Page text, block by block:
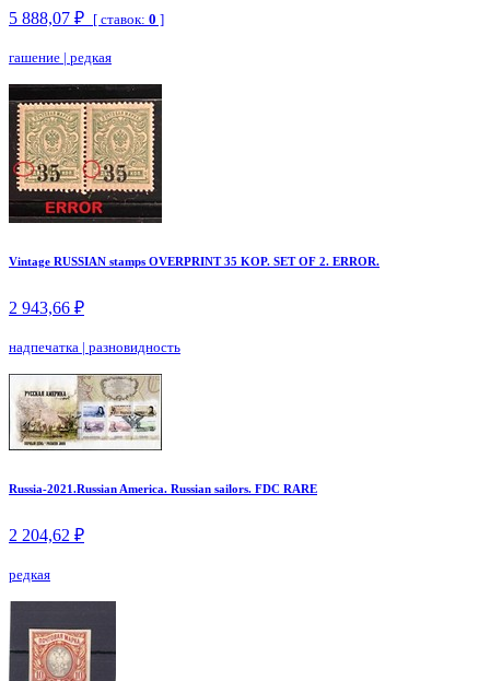
5 888,07 ₽ [ ставок: 0 ]
гашение | редкая
Vintage RUSSIAN stamps OVERPRINT 35 KOP. SET OF 2. ERROR.
2 943,66 ₽
надпечатка | разновидность
Russia-2021.Russian America. Russian sailors. FDC RARE
2 204,62 ₽
редкая